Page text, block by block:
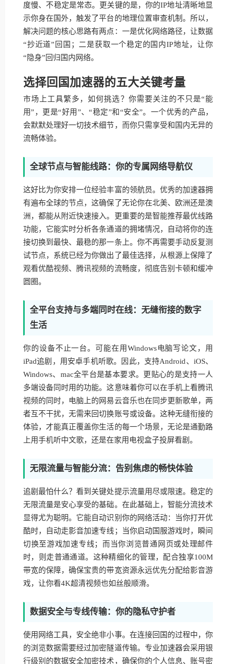
度慢、不稳定是常态。更关键的是，你的IP地址清晰地显
示你身在国外，触发了平台的地理位置审查机制。所以，
解决问题的核心思路有两点：一是优化网络路径，让数据
“抄近道”回国；二是获取一个稳定的国内IP地址，让你
“隐身”回归国内网络。
选择回国加速器的五大关键考量
市场上工具繁多，如何挑选？你需要关注的不只是“能
用”，更是“好用”、“稳定”和“安全”。一个优秀的产品，
会默默处理好一切技术细节，而你只需享受和国内无异的
流畅体验。
全球节点与智能线路：你的专属网络导航仪
这好比为你安排一位经验丰富的领航员。优秀的加速器拥
有遍布全球的节点，这确保了无论你在北美、欧洲还是澳
洲，都能从附近快速接入。更重要的是智能推荐最优线路
功能，它能实时分析各条通道的拥堵情况，自动将你的连
接切换到最快、最稳的那一条上。你不再需要手动反复测
试节点，系统已经为你做出了最佳选择，从根源上保障了
观看优酷视频、腾讯视频的流畅度，彻底告别卡顿和缓冲
圆圈。
全平台支持与多端同时在线：无缝衔接的数字
生活
你的设备不止一台。可能在用Windows电脑写论文，用
iPad追剧，用安卓手机听歌。因此，支持Android、iOS、
Windows、mac全平台是基本要求。更贴心的是支持一人
多端设备同时用的功能。这意味着你可以在手机上看腾讯
视频的同时，电脑上的网易云音乐也在同步更新歌单，两
者互不干扰，无需来回切换账号或设备。这种无缝衔接的
体验，才能真正覆盖你生活的每一个场景，无论是通勤路
上用手机听中文歌，还是在家用电视盒子投屏看剧。
无限流量与智能分流：告别焦虑的畅快体验
追剧最怕什么？看到关键处提示流量用尽或限速。稳定的
无限流量是安心享受的基础。在此基础上，智能分流技术
显得尤为聪明。它能自动识别你的网络活动：当你打开优
酷时，自动走影音加速专线；当你启动国服游戏时，瞬间
切换至游戏加速专线；而当你浏览普通网页或处理邮件
时，则走普通通道。这种精细化的管理，配合独享100M
带宽的保障，确保宝贵的带宽资源永远优先分配给影音游
戏，让你看4K超清视频也如丝般顺滑。
数据安全与专线传输：你的隐私守护者
使用网络工具，安全绝非小事。在连接回国的过程中，你
的浏览数据需要经过加密隧道传输。专业加速器会采用银
行级别的数据安全加密技术，确保你的个人信息、账号密